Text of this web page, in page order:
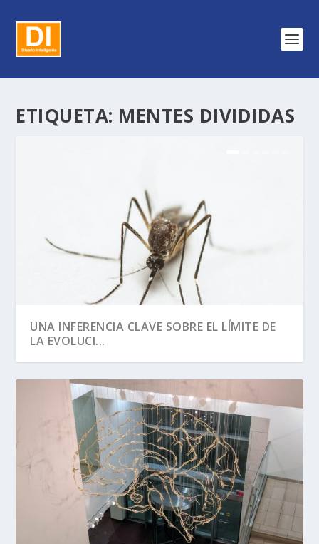
ETIQUETA: MENTES DIVIDIDAS
UNA INFERENCIA CLAVE SOBRE EL LÍMITE DE
LA EVOLUCI...